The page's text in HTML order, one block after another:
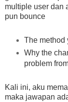
multiple user dan
pun bounce
The method
Why the
problem
Kali ini, aku
maka jawapan